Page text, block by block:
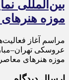
بین‌المللی
موزه
مراسم آغاز
موزه هنرهای